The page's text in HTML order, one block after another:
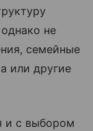
не
семейные
или другие
и с выбором